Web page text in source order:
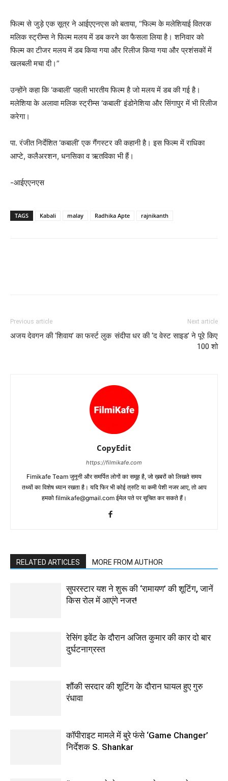
फिल्म से जुड़े एक सूत्र ने आईएएनएस को बताया, “फिल्म के मलेशियाई वितरक
मलिक स्ट्रीम्स ने फिल्म मलय में डब करने का फैसला लिया है। शनिवार को
फिल्म का टीजर मलय में डब किया गया और रिलीज किया गया और प्रशंसकों में
खलबली मचा दी।”
उन्होंने कहा कि ‘कबाली’ पहली भारतीय फिल्म है जो मलय में डब की गई है।
मलेशिया के अलावा मलिक स्ट्रीम्स ‘कबाली’ इंडोनेशिया और सिंगापुर में भी रिलीज
करेगा।
पा. रंजीत निर्देशित ‘कबाली’ एक गैंगस्टर की कहानी है। इस फिल्म में राधिका
आप्टे, कलैअरशन, धनसिका व ऋतविका भी हैं।
-आईएएनएस
TAGS Kabali malay Radhika Apte rajnikanth
Previous article
अजय देवगन की ‘शिवाय’ का फर्स्‍ट लुक
Next article
संदीपा धर की ‘द वेस्ट साइड’ ने पूरे किए
100 शो
CopyEdit
https://filmikafe.com
Fimikafe Team जुनूनी और समर्पित लोगों का समूह है, जो ख़बरों को लिखते समय
तथ्‍यों का विशेष ध्‍यान रखता है। यदि फिर भी कोई त्रुटि या कमी पेशी नजर आए, तो आप
हमको filmikafe@gmail.com ईमेल पते पर सूचित कर सकते हैं।
RELATED ARTICLES MORE FROM AUTHOR
सुपरस्टार यश ने शुरू की ‘रामायण’ की शूटिंग, जानें
किस रोल में आएंगे नजर!
रेसिंग इवेंट के दौरान अजित कुमार की कार दो बार
दुर्घटनाग्रस्त
शौंकी सरदार की शूटिंग के दौरान घायल हुए गुरु
रंधावा
कॉपीराइट मामले में बुरे फंसे ‘Game Changer’
निर्देशक S. Shankar